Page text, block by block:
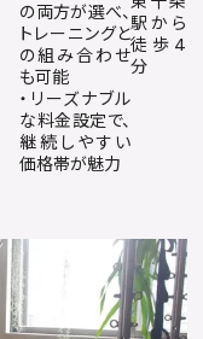
の両方が選べ、
トレーニングと
の組み合わせ
も可能
・リーズナブル
な料金設定で、
継続しやすい
価格帯が魅力
駅から
徒歩4
分